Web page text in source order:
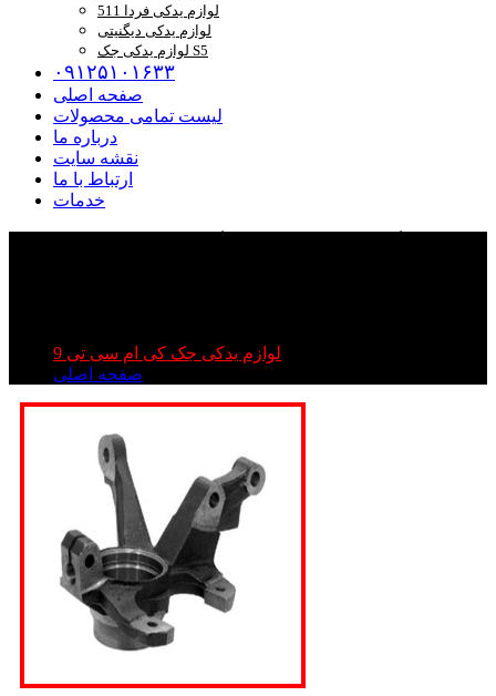
لوازم یدکی فردا 511
لوازم یدکی دیگنیتی
لوازم یدکی جک S5
۰۹۱۲۵۱۰۱۶۳۳
صفحه اصلی
لیست تمامی محصولات
درباره ما
نقشه سایت
ارتباط با ما
خدمات
لوازم یدکی جک کی ام سی تی 9
صفحه اصلی